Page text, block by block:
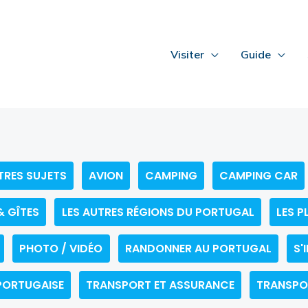
Visiter Guide
SUJETS AVION CAMPING CAMPING CAR
GÎTES LES AUTRES RÉGIONS DU PORTUGAL LES
PHOTO / VIDÉO RANDONNER AU PORTUGAL
TRANSPORT ET ASSURANCE